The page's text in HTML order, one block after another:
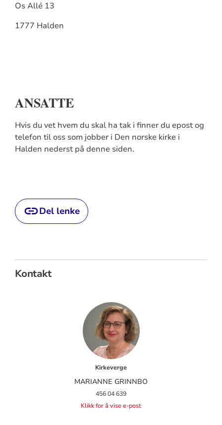
Os Allé 13
1777 Halden
ANSATTE
Hvis du vet hvem du skal ha tak i finner du epost og
telefon til oss som jobber i Den norske kirke i
Halden nederst på denne siden.
Del lenke
Kontakt
Kirkeverge
MARIANNE GRINNBO
456 04 639
Klikk for å vise e-post